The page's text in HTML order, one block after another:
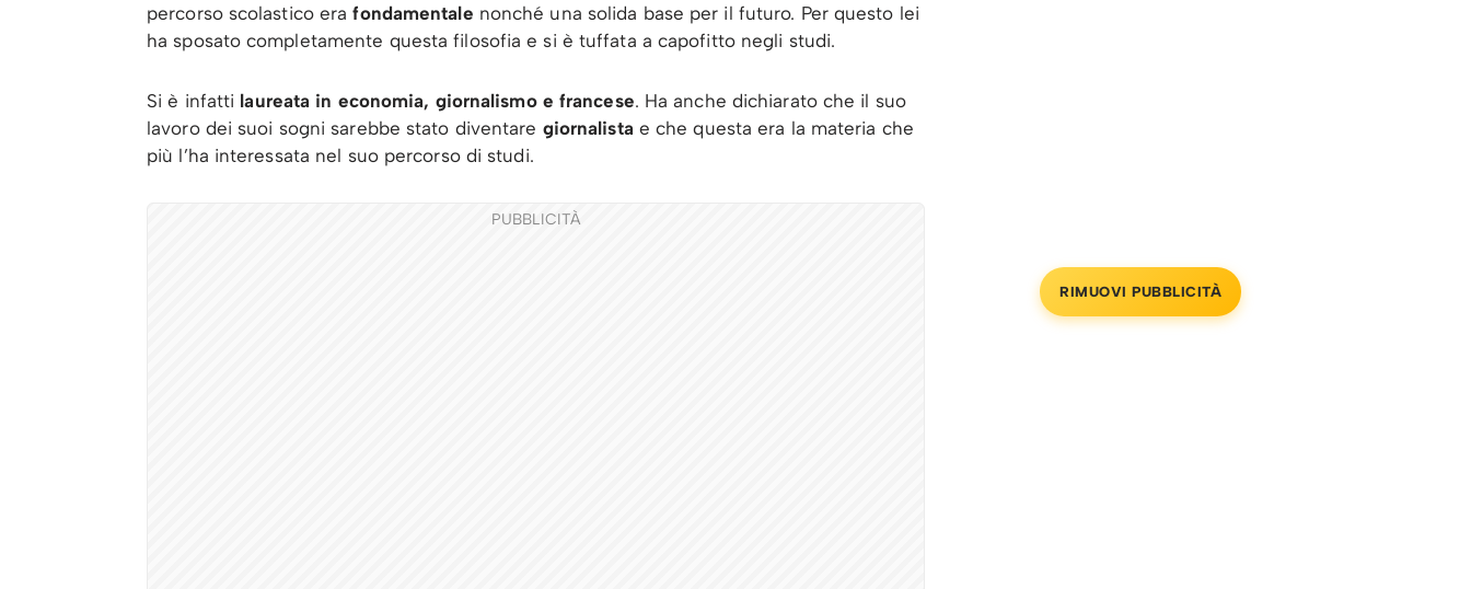
percorso scolastico era fondamentale nonché una solida base per il futuro. Per questo lei
ha sposato completamente questa filosofia e si è tuffata a capofitto negli studi.
Si è infatti laureata in economia, giornalismo e francese. Ha anche dichiarato che il suo
lavoro dei suoi sogni sarebbe stato diventare giornalista e che questa era la materia che
più l’ha interessata nel suo percorso di studi.
PUBBLICITÀ
RIMUOVI PUBBLICITÀ